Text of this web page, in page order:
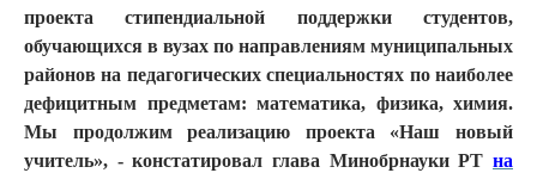
проекта стипендиальной поддержки студентов,
обучающихся в вузах по направлениям муниципальных
районов на педагогических специальностях по наиболее
дефицитным предметам: математика, физика, химия.
Мы продолжим реализацию проекта «Наш новый
учитель», - констатировал глава Минобрнауки РТ на